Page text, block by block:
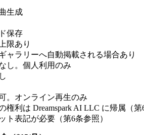
生成
保存
限あり
ャラリーへ自動掲載される場合あり
し。個人利用のみ
。オンライン再生のみ
権利は Dreamspark AI LLC に帰属（第
ト表記が必要（第6条参照）